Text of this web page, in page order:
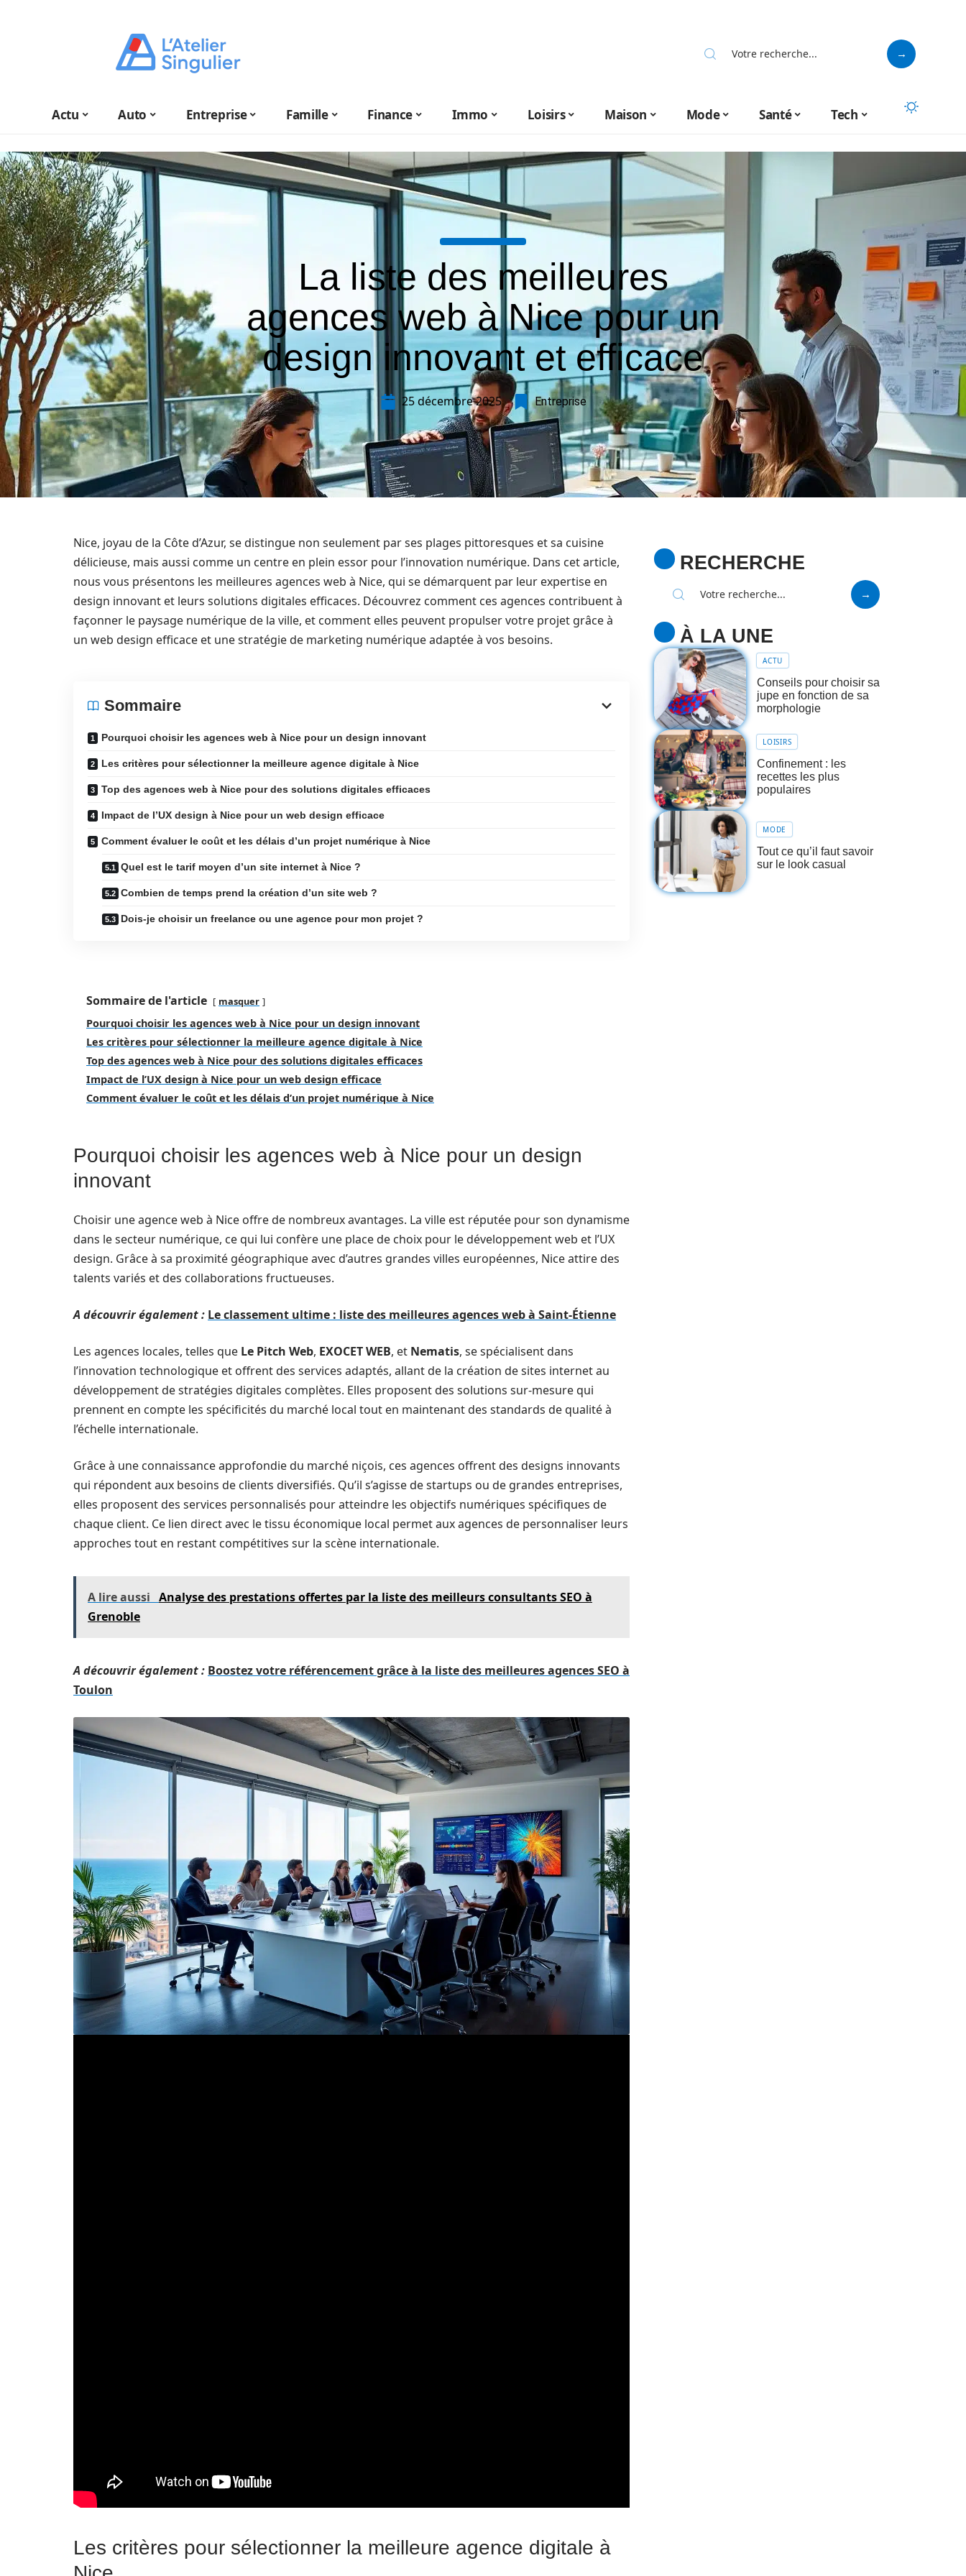
Actu Auto Entreprise Famille Finance Immo Loisirs Maison Mode Santé Tech
La liste des meilleures
agences web à Nice pour un
design innovant et efficace
25 décembre 2025 Entreprise
Nice, joyau de la Côte d’Azur, se distingue non seulement par ses plages pittoresques et sa cuisine
délicieuse, mais aussi comme un centre en plein essor pour l’innovation numérique. Dans cet article,
nous vous présentons les meilleures agences web à Nice, qui se démarquent par leur expertise en
design innovant et leurs solutions digitales efficaces. Découvrez comment ces agences contribuent à
façonner le paysage numérique de la ville, et comment elles peuvent propulser votre projet grâce à
un web design efficace et une stratégie de marketing numérique adaptée à vos besoins.
Sommaire
Pourquoi choisir les agences web à Nice pour un design innovant
Les critères pour sélectionner la meilleure agence digitale à Nice
Top des agences web à Nice pour des solutions digitales efficaces
Impact de l’UX design à Nice pour un web design efficace
Comment évaluer le coût et les délais d’un projet numérique à Nice
Quel est le tarif moyen d’un site internet à Nice ?
Combien de temps prend la création d’un site web ?
Dois-je choisir un freelance ou une agence pour mon projet ?
Sommaire de l'article masquer
Pourquoi choisir les agences web à Nice pour un design innovant
Les critères pour sélectionner la meilleure agence digitale à Nice
Top des agences web à Nice pour des solutions digitales efficaces
Impact de l’UX design à Nice pour un web design efficace
Comment évaluer le coût et les délais d’un projet numérique à Nice
Pourquoi choisir les agences web à Nice pour un design
innovant
Choisir une agence web à Nice offre de nombreux avantages. La ville est réputée pour son dynamisme
dans le secteur numérique, ce qui lui confère une place de choix pour le développement web et l’UX
design. Grâce à sa proximité géographique avec d’autres grandes villes européennes, Nice attire des
talents variés et des collaborations fructueuses.
A découvrir également : Le classement ultime : liste des meilleures agences web à Saint-Étienne
Les agences locales, telles que Le Pitch Web, EXOCET WEB, et Nematis, se spécialisent dans
l’innovation technologique et offrent des services adaptés, allant de la création de sites internet au
développement de stratégies digitales complètes. Elles proposent des solutions sur-mesure qui
prennent en compte les spécificités du marché local tout en maintenant des standards de qualité à
l’échelle internationale.
Grâce à une connaissance approfondie du marché niçois, ces agences offrent des designs innovants
qui répondent aux besoins de clients diversifiés. Qu’il s’agisse de startups ou de grandes entreprises,
elles proposent des services personnalisés pour atteindre les objectifs numériques spécifiques de
chaque client. Ce lien direct avec le tissu économique local permet aux agences de personnaliser leurs
approches tout en restant compétitives sur la scène internationale.
A lire aussi Analyse des prestations offertes par la liste des meilleurs consultants SEO à
Grenoble
A découvrir également : Boostez votre référencement grâce à la liste des meilleures agences SEO à
Toulon
Les critères pour sélectionner la meilleure agence digitale à
RECHERCHE
À LA UNE
ACTU
Conseils pour choisir sa
jupe en fonction de sa
morphologie
LOISIRS
Confinement : les
recettes les plus
populaires
MODE
Tout ce qu’il faut savoir
sur le look casual